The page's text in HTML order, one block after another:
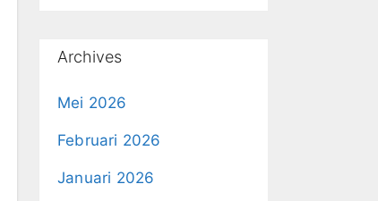
Archives
Mei 2026
Februari 2026
Januari 2026